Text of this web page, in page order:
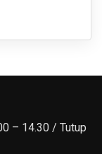
– 14.30 / Tutup